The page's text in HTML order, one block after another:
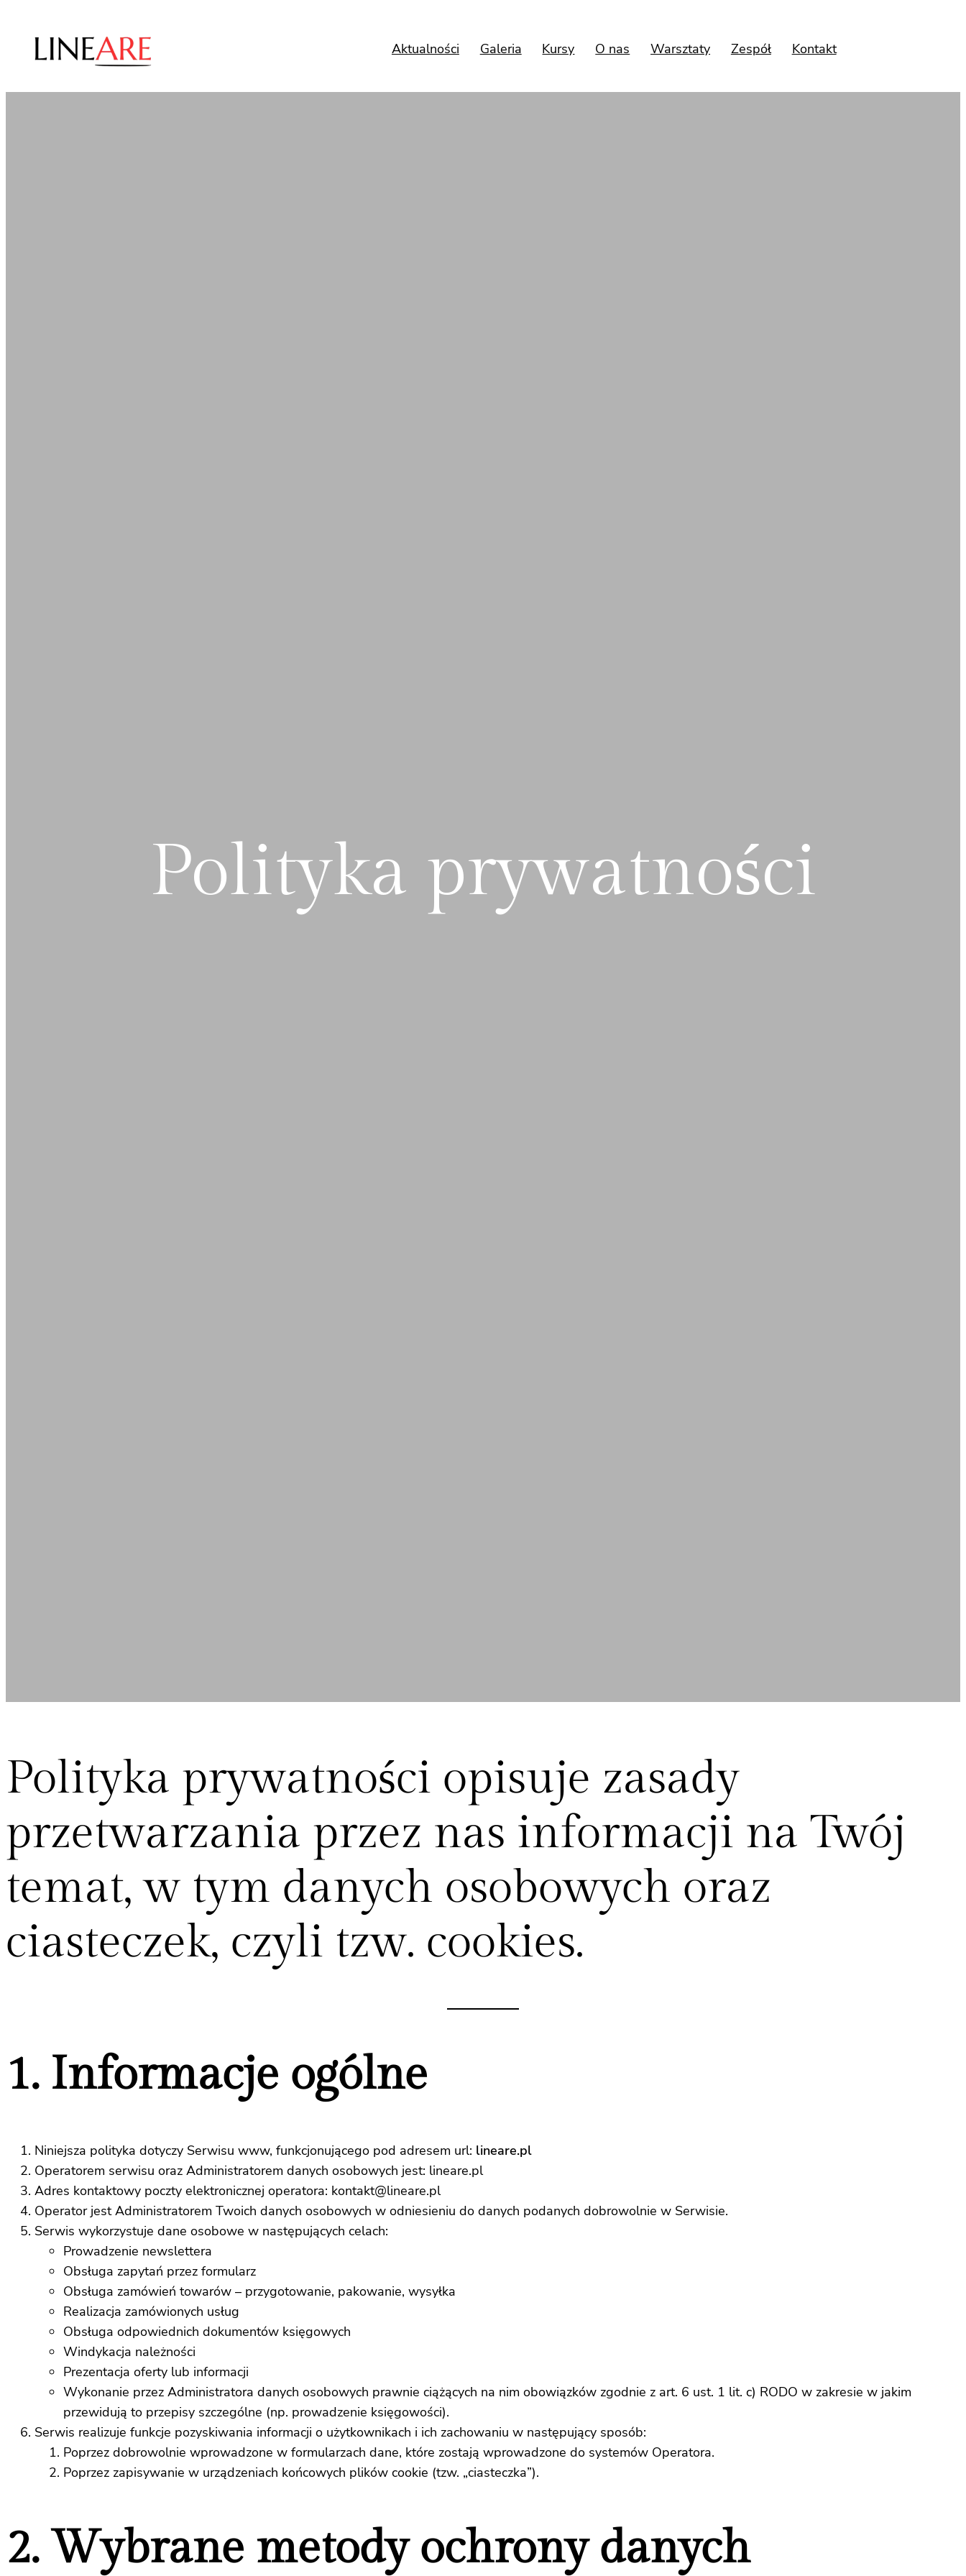
Aktualności Galeria Kursy O nas Warsztaty Zespół Kontakt
Polityka prywatności
Polityka prywatności opisuje zasady
przetwarzania przez nas informacji na Twój
temat, w tym danych osobowych oraz
ciasteczek, czyli tzw. cookies.
1. Informacje ogólne
Niniejsza polityka dotyczy Serwisu www, funkcjonującego pod adresem url: lineare.pl
Operatorem serwisu oraz Administratorem danych osobowych jest: lineare.pl
Adres kontaktowy poczty elektronicznej operatora: kontakt@lineare.pl
Operator jest Administratorem Twoich danych osobowych w odniesieniu do danych podanych dobrowolnie w Serwisie.
Serwis wykorzystuje dane osobowe w następujących celach:
Prowadzenie newslettera
Obsługa zapytań przez formularz
Obsługa zamówień towarów – przygotowanie, pakowanie, wysyłka
Realizacja zamówionych usług
Obsługa odpowiednich dokumentów księgowych
Windykacja należności
Prezentacja oferty lub informacji
Wykonanie przez Administratora danych osobowych prawnie ciążących na nim obowiązków zgodnie z art. 6 ust. 1 lit. c) RODO w zakresie w jakim
przewidują to przepisy szczególne (np. prowadzenie księgowości).
Serwis realizuje funkcje pozyskiwania informacji o użytkownikach i ich zachowaniu w następujący sposób:
Poprzez dobrowolnie wprowadzone w formularzach dane, które zostają wprowadzone do systemów Operatora.
Poprzez zapisywanie w urządzeniach końcowych plików cookie (tzw. „ciasteczka”).
2. Wybrane metody ochrony danych